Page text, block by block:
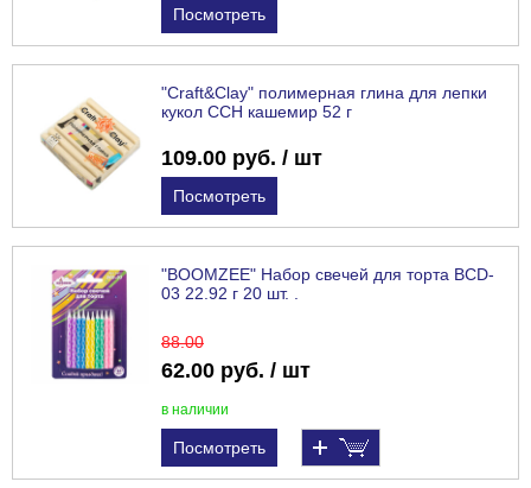
Посмотреть
"Craft&Clay" полимерная глина для лепки
кукол CCH кашемир 52 г
109.00 руб. / шт
Посмотреть
"BOOMZEE" Набор свечей для торта BCD-
03 22.92 г 20 шт. .
88.00
62.00 руб. / шт
в наличии
Посмотреть